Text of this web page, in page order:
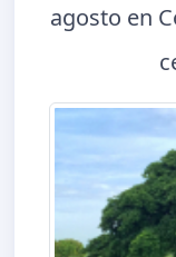
agosto en